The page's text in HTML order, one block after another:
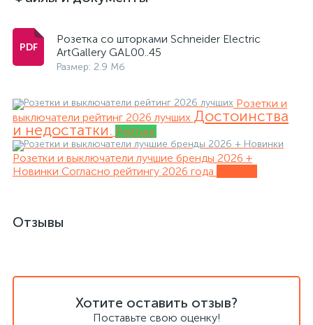
Розетка со шторками Schneider Electric
ArtGallery GAL00..45
Размер: 2.9 Мб
Розетки и
выключатели рейтинг 2026 лучших Достоинства
и недостатки. Рейтинг
Розетки и выключатели лучшие бренды 2026 +
Новинки Согласно рейтингу 2026 года
Отзывы
Хотите оставить отзыв?
Поставьте свою оценку!